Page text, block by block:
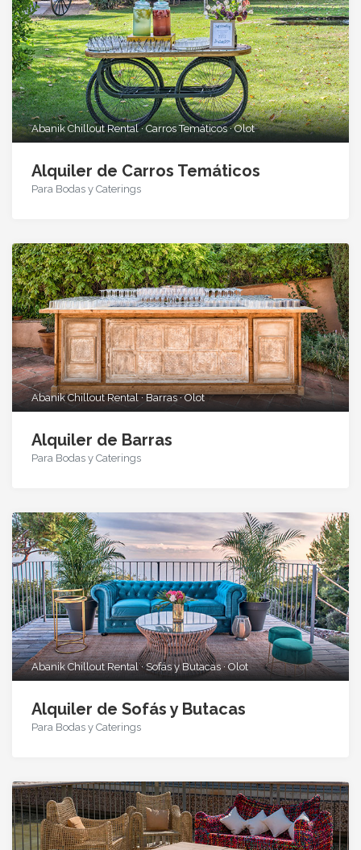
Abanik Chillout Rental · Carros Temáticos · Olot
Alquiler de Carros Temáticos
Para Bodas y Caterings
Abanik Chillout Rental · Barras · Olot
Alquiler de Barras
Para Bodas y Caterings
Abanik Chillout Rental · Sofás y Butacas · Olot
Alquiler de Sofás y Butacas
Para Bodas y Caterings